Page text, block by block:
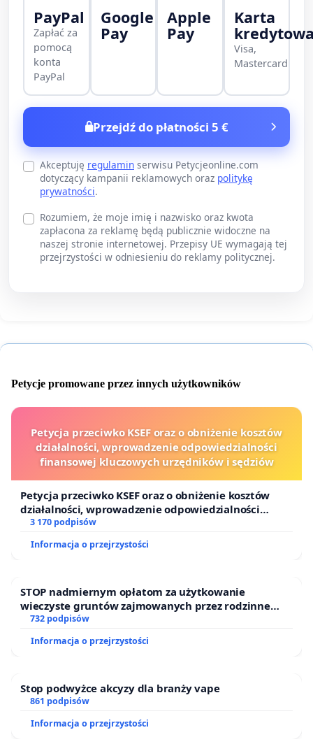
PayPal
Zapłać za
pomocą
konta
PayPal
Google
Pay
Apple
Pay
Karta
Visa,
Mastercard
Przejdź do płatności 5 €
Akceptuję regulamin serwisu Petycjeonline.com
dotyczący kampanii reklamowych oraz politykę
prywatności.
Rozumiem, że moje imię i nazwisko oraz kwota
zapłacona za reklamę będą publicznie widoczne na
naszej stronie internetowej. Przepisy UE wymagają tej
przejrzystości w odniesieniu do reklamy politycznej.
Petycje promowane przez innych użytkowników
Petycja przeciwko KSEF oraz o obniżenie kosztów
działalności, wprowadzenie odpowiedzialności
finansowej kluczowych urzędników i sędziów
Petycja przeciwko KSEF oraz o obniżenie kosztów
działalności, wprowadzenie odpowiedzialności
finansowej kluczowych urzędników i sędziów
3 170 podpisów
Informacja o przejrzystości
STOP nadmiernym opłatom za użytkowanie
wieczyste gruntów zajmowanych przez rodzinne
ogrody działkowe.
732 podpisów
Informacja o przejrzystości
Stop podwyżce akcyzy dla branży vape
861 podpisów
Informacja o przejrzystości